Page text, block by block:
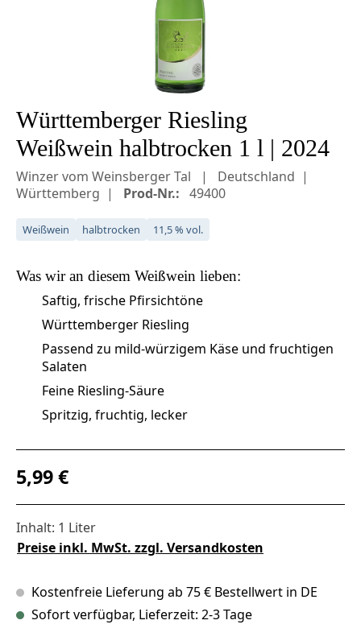
Württemberger Riesling
Weißwein halbtrocken 1 l | 2024
Winzer vom Weinsberger Tal
Deutschland
Württemberg
Prod-Nr.: 49400
Weißwein halbtrocken 11,5 % vol.
Was wir an diesem Weißwein lieben:
Saftig, frische Pfirsichtöne
Württemberger Riesling
Passend zu mild-würzigem Käse und fruchtigen
Salaten
Feine Riesling-Säure
Spritzig, fruchtig, lecker
Regulärer Preis:
5,99 €
Inhalt: 1 Liter
Preise inkl. MwSt. zzgl. Versandkosten
Kostenfreie Lieferung ab 75 € Bestellwert in DE
Sofort verfügbar, Lieferzeit: 2-3 Tage